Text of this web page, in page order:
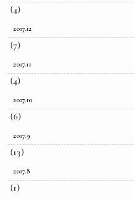
(4)
2017.12
(7)
2017.11
(4)
2017.10
(6)
2017.9
(13)
2017.8
(1)